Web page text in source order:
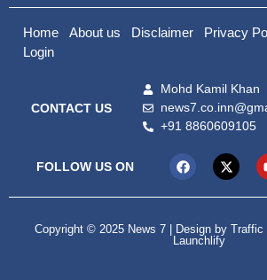
Home About us Disclaimer Privacy
Login
CONTACT US
Mohd Kamil Khan
+91 8860609105
FOLLOW US ON
Copyright © 2025 News 7 | Design by Traffic
Launchlify